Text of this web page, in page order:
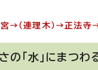
→（連理木）→正法
「水」にまつわ